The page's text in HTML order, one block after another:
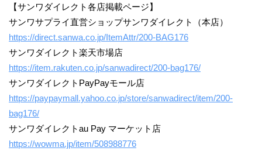
【サンワダイレクト各店掲載ページ】
サンワサプライ直営ショップサンワダイレクト（本店）
https://direct.sanwa.co.jp/ItemAttr/200-BAG176
サンワダイレクト楽天市場店
https://item.rakuten.co.jp/sanwadirect/200-bag176/
サンワダイレクトPayPayモール店
https://paypaymall.yahoo.co.jp/store/sanwadirect/item/200-
bag176/
サンワダイレクトau Pay マーケット店
https://wowma.jp/item/508988776